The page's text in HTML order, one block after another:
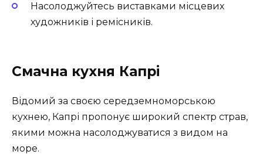
Насолоджуйтесь виставками місцевих
художників і ремісників.
Смачна кухня Капрі
Відомий за своєю середземноморською
кухнею, Капрі пропонує широкий спектр страв,
якими можна насолоджуватися з видом на
море.